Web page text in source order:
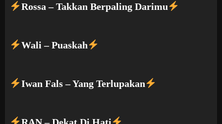
Rossa – Takkan Berpaling Darimu
Wali – Puaskah
Iwan Fals – Yang Terlupakan
RAN – Dekat Di Hati